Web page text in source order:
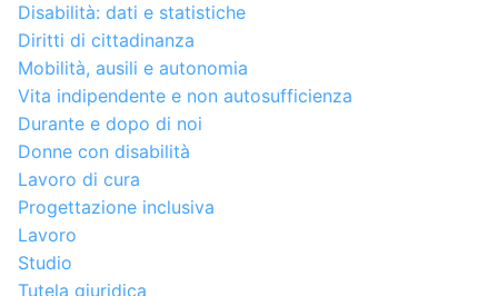
Disabilità: dati e statistiche
Diritti di cittadinanza
Mobilità, ausili e autonomia
Vita indipendente e non autosufficienza
Durante e dopo di noi
Donne con disabilità
Lavoro di cura
Progettazione inclusiva
Lavoro
Studio
Tutela giuridica